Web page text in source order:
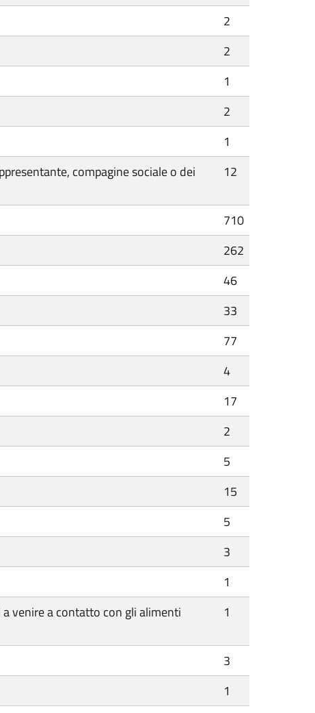
2
2
1
2
1
compagine sociale o dei
12
710
262
46
33
77
4
17
2
5
15
5
3
1
venire a contatto con gli alimenti
1
3
1